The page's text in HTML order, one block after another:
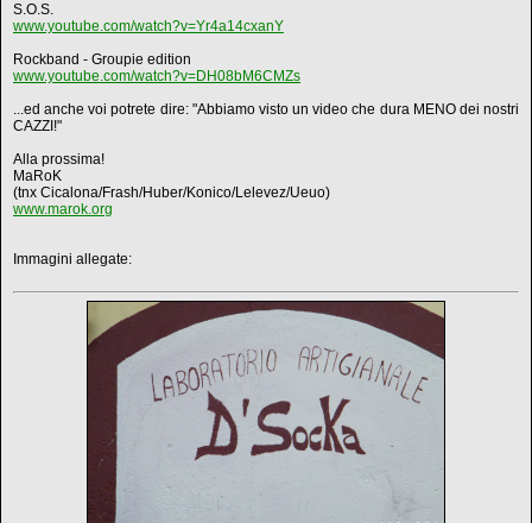
S.O.S.
www.youtube.com/watch?v=Yr4a14cxanY
Rockband - Groupie edition
www.youtube.com/watch?v=DH08bM6CMZs
...ed anche voi potrete dire: "Abbiamo visto un video che dura MENO dei nostri
CAZZI!"
Alla prossima!
MaRoK
(tnx Cicalona/Frash/Huber/Konico/Lelevez/Ueuo)
www.marok.org
Immagini allegate: